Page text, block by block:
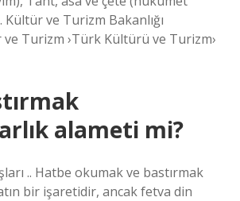
Kültür ve Turizm Bakanlığı
ve Turizm ›Türk Kültürü ve Turizm›
alameti mi?
.. Hatbe okumak ve bastırmak
bir işaretidir, ancak fetva din